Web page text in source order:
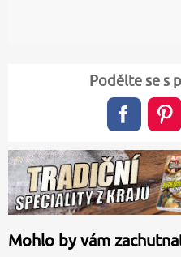
Podělte se s
Mohlo by vám